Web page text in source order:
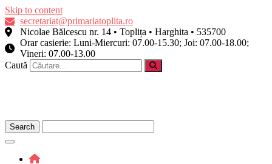
Skip to content
secretariat@primariatoplita.ro
Nicolae Bălcescu nr. 14 • Toplița • Harghita • 535700
Orar casierie: Luni-Miercuri: 07.00-15.30; Joi: 07.00-18.00;
Vineri: 07.00-13.00
Caută